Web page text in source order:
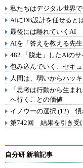
私たちはデジタル世界
AIにDB設計を任せると
最後には離れていくAI
AIを「答えを教える先
482.「脱走」したAIの
包み込んでいく、セキ
人間は、弱いからハッ
「思考は行動から生ま
へ行くことの価値
イノウーの選択 (12) 慣
第742回 結果を引き受
自分研 新着記事